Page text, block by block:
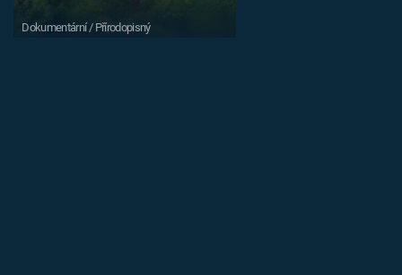
Dokumentární / Přírodopisný